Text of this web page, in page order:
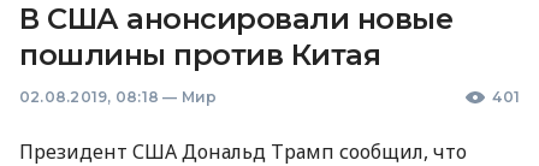
В США анонсировали новые
пошлины против Китая
02.08.2019, 08:18 — Мир 401
Президент СШАДональд Трамп сообщил, что